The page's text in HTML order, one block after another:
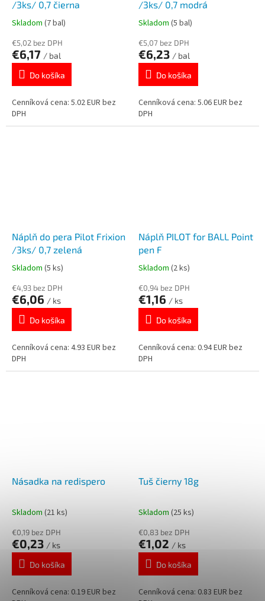
/3ks/ 0,7 čierna
Skladom (7 bal)
€5,02 bez DPH
€6,17 / bal
Do košíka
Cenníková cena: 5.02 EUR bez
DPH
/3ks/ 0,7 modrá
Skladom (5 bal)
€5,07 bez DPH
€6,23 / bal
Do košíka
Cenníková cena: 5.06 EUR bez
DPH
Náplň do pera Pilot Frixion
/3ks/ 0,7 zelená
Skladom (5 ks)
€4,93 bez DPH
€6,06 / ks
Do košíka
Cenníková cena: 4.93 EUR bez
DPH
Náplň PILOT for BALL Point
pen F
Skladom (2 ks)
€0,94 bez DPH
€1,16 / ks
Do košíka
Cenníková cena: 0.94 EUR bez
DPH
Násadka na redispero
Skladom (21 ks)
€0,19 bez DPH
€0,23 / ks
Do košíka
Cenníková cena: 0.19 EUR bez
Tuš čierny 18g
Skladom (25 ks)
€0,83 bez DPH
€1,02 / ks
Do košíka
Cenníková cena: 0.83 EUR bez